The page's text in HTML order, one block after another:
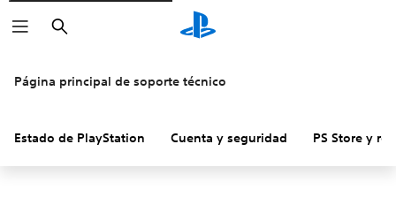
Buscar
Página principal de soporte técnico
Estado de PlayStation Cuenta y seguridad PS Store y